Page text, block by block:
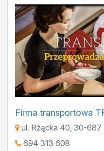
Firma transportowa
ul. Rżącka 40 30-687
694 313 608